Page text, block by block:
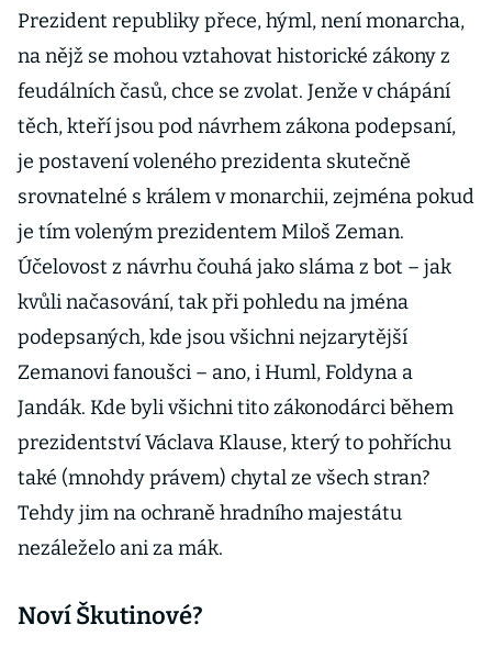
komunistou
Prezident republiky přece, hýml, není monarcha,
na nějž se mohou vztahovat historické zákony z
feudálních časů, chce se zvolat. Jenže v chápání
těch, kteří jsou pod návrhem zákona podepsaní,
je postavení voleného prezidenta skutečně
srovnatelné s králem v monarchii, zejména pokud
je tím voleným prezidentem Miloš Zeman.
Účelovost z návrhu čouhá jako sláma z bot – jak
kvůli načasování, tak při pohledu na jména
podepsaných, kde jsou všichni nejzarytější
Zemanovi fanoušci – ano, i Huml, Foldyna a
Jandák. Kde byli všichni tito zákonodárci během
prezidentství Václava Klause, který to pohříchu
také (mnohdy právem) chytal ze všech stran?
Tehdy jim na ochraně hradního majestátu
nezáleželo ani za mák.
Noví Škutinové?